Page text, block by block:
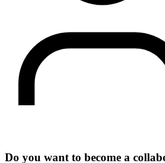
Do you want to become a